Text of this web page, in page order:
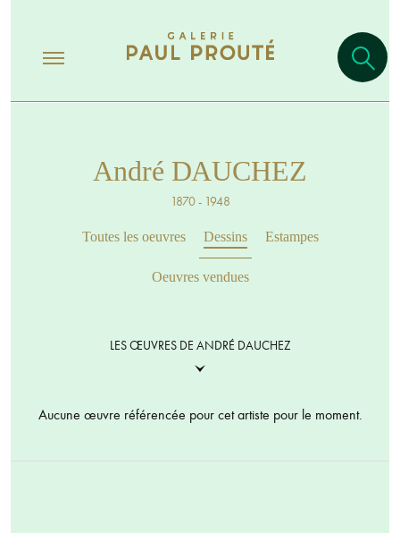
André DAUCHEZ
1870 - 1948
Toutes les oeuvres Dessins Estampes
Oeuvres vendues
LES ŒUVRES DE ANDRÉ DAUCHEZ
Aucune œuvre référencée pour cet artiste pour le moment.